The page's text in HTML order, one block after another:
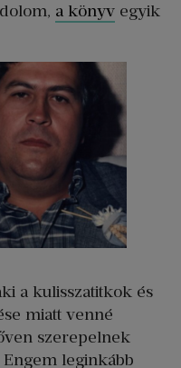
a könyv egyik
a kulisszatitkok és
miatt venné
szerepelnek
leginkább